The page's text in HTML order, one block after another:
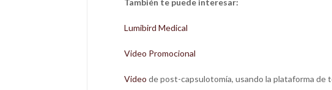
También te puede interesar:
Lumibird Medical
Video Promocional
Video de post-capsulotomía, usando la plataforma de